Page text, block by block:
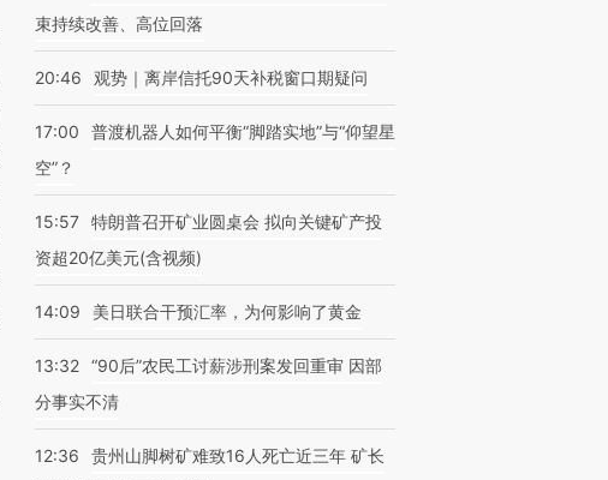
束持续改善、高位回落
20:46 观势｜离岸信托90天补税窗口期疑问
17:00
普渡机器人如何平衡“脚踏实地”与“仰望星
空”？
15:57 特朗普召开矿业圆桌会 拟向关键矿产投
资超20亿美元(含视频)
14:09 美日联合干预汇率，为何影响了黄金
13:32 “90后”农民工讨薪涉刑案发回重审 因部
分事实不清
12:36
贵州山脚树矿难致16人死亡近三年 矿长